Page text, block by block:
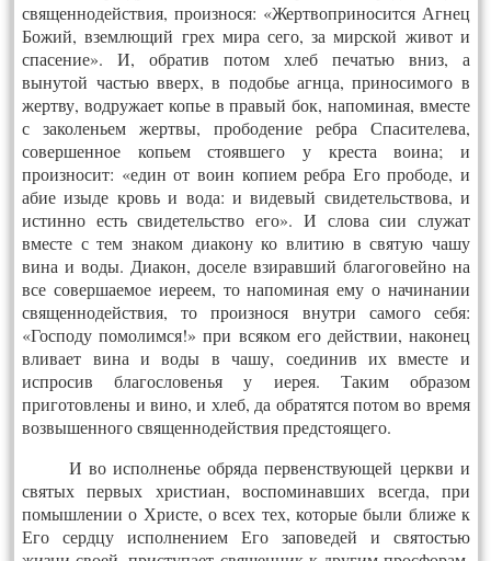
священнодействия, произнося: «Жертвоприносится Агнец
Божий, вземлющий грех мира сего, за мирской живот и
спасение». И, обратив потом хлеб печатью вниз, а
вынутой частью вверх, в подобье агнца, приносимого в
жертву, водружает копье в правый бок, напоминая, вместе
с заколеньем жертвы, прободение ребра Спасителева,
совершенное копьем стоявшего у креста воина; и
произносит: «един от воин копием ребра Его прободе, и
абие изыде кровь и вода: и видевый свидетельствова, и
истинно есть свидетельство его». И слова сии служат
вместе с тем знаком диакону ко влитию в святую чашу
вина и воды. Диакон, доселе взиравший благоговейно на
все совершаемое иереем, то напоминая ему о начинании
священнодействия, то произнося внутри самого себя:
«Господу помолимся!» при всяком его действии, наконец
вливает вина и воды в чашу, соединив их вместе и
испросив благословенья у иерея. Таким образом
приготовлены и вино, и хлеб, да обратятся потом во время
возвышенного священнодействия предстоящего.
И во исполненье обряда первенствующей церкви и
святых первых христиан, воспоминавших всегда, при
помышлении о Христе, о всех тех, которые были ближе к
Его сердцу исполнением Его заповедей и святостью